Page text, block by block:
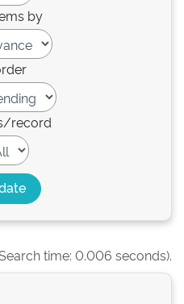
by
record
time: 0.006 seconds).